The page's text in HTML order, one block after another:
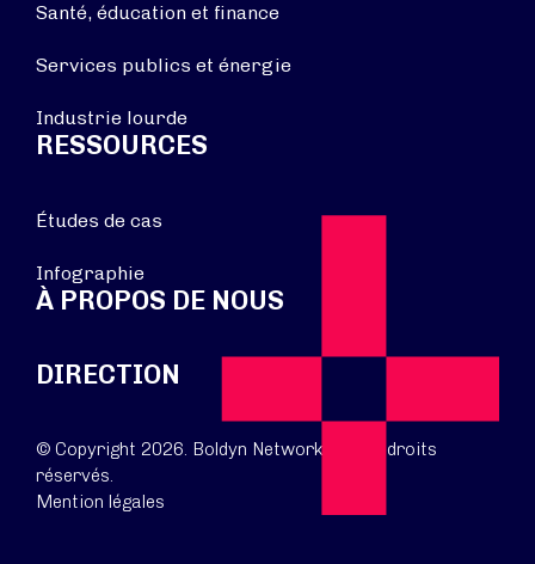
Santé, éducation et finance
Services publics et énergie
Industrie lourde
RESSOURCES
Études de cas
Infographie
À PROPOS DE NOUS
DIRECTION
© Copyright 2026. Boldyn Networks. Tous droits
réservés.
Mention légales